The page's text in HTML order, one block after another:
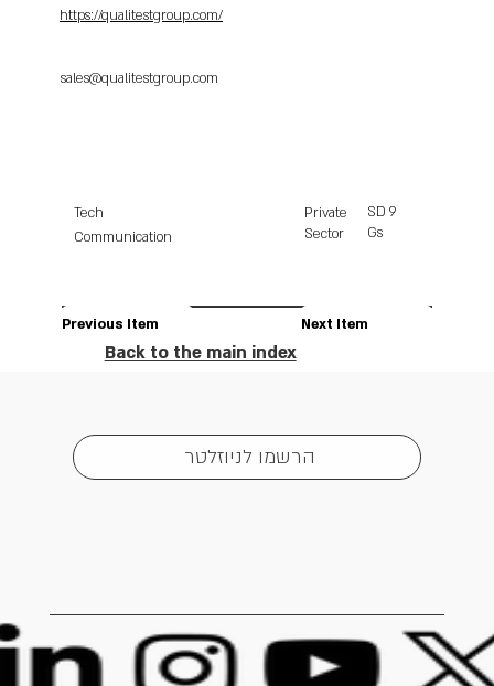
https://qualitestgroup.com/
sales@qualitestgroup.com
Next Item
Previous Item
Tech
Communication
Private
Sector
SD
Gs
9
Back to the main index
הרשמו לניוזלטר